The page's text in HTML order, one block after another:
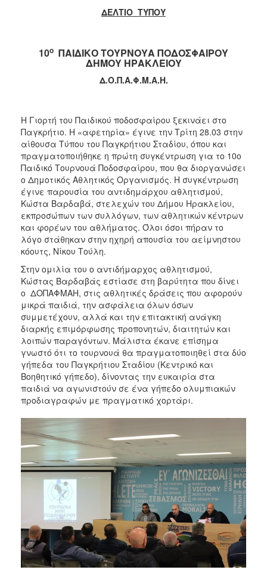
ΔΕΛΤΙΟ ΤΥΠΟΥ
10ο ΠΑΙΔΙΚΟ ΤΟΥΡΝΟΥΑ ΠΟΔΟΣΦΑΙΡΟΥ
ΔΗΜΟΥ ΗΡΑΚΛΕΙΟΥ
Δ.Ο.Π.Α.Φ.Μ.Α.Η.
Η Γιορτή του Παιδικού ποδοσφαίρου ξεκινάει στο
Παγκρήτιο. Η «αφετηρία» έγινε την Τρίτη 28.03 στην
αίθουσα Τύπου του Παγκρήτιου Σταδίου, όπου και
πραγματοποιήθηκε η πρώτη συγκέντρωση για το 10ο
Παιδικό Τουρνουά Ποδοσφαίρου, που θα διοργανώσει
ο Δημοτικός Αθλητικός Οργανισμός. Η συγκέντρωση
έγινε παρουσία του αντιδημάρχου αθλητισμού,
Κώστα Βαρδαβά, στελεχών του Δήμου Ηρακλείου,
εκπροσώπων των συλλόγων, των αθλητικών κέντρων
και φορέων του αθλήματος. Όλοι όσοι πήραν το
λόγο στάθηκαν στην ηχηρή απουσία του αείμνηστου
κόουτς, Νίκου Τούλη.
Στην ομιλία του ο αντιδήμαρχος αθλητισμού,
Κώστας Βαρδαβάς εστίασε στη βαρύτητα που δίνει
ο ΔΟΠΑΦΜΑΗ, στις αθλητικές δράσεις που αφορούν
μικρά παιδιά, την ασφάλεια όλων όσων
συμμετέχουν, αλλά και την επιτακτική ανάγκη
διαρκής επιμόρφωσης προπονητών, διαιτητών και
λοιπών παραγόντων. Μάλιστα έκανε επίσημα
γνωστό ότι το τουρνουά θα πραγματοποιηθεί στα δύο
γήπεδα του Παγκρήτιου Σταδίου (Κεντρικό και
Βοηθητικό γήπεδο), δίνοντας την ευκαιρία στα
παιδιά να αγωνιστούν σε ένα γήπεδο ολυμπιακών
προδιαγραφών με πραγματικό χορτάρι.